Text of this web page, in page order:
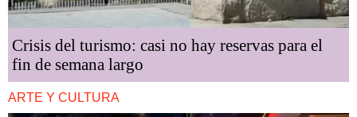
Crisis del turismo: casi no hay reservas para el
fin de semana largo
ARTE Y CULTURA